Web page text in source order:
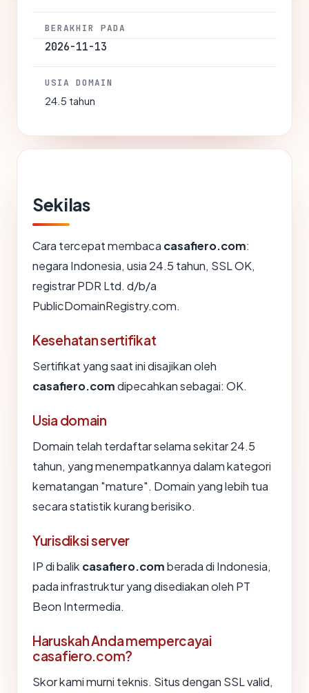
BERAKHIR PADA
2026-11-13
USIA DOMAIN
24.5 tahun
Sekilas
Cara tercepat membaca casafiero.com:
negara Indonesia, usia 24.5 tahun, SSL OK,
registrar PDR Ltd. d/b/a
PublicDomainRegistry.com.
Kesehatan sertifikat
Sertifikat yang saat ini disajikan oleh
casafiero.comdipecahkan sebagai: OK.
Usia domain
Domain telah terdaftar selama sekitar 24.5
tahun, yang menempatkannya dalam kategori
kematangan "mature". Domain yang lebih tua
secara statistik kurang berisiko.
Yurisdiksi server
IP di balik casafiero.comberada di Indonesia,
pada infrastruktur yang disediakan oleh PT
Beon Intermedia.
Haruskah Anda mempercayai
casafiero.com?
Skor kami murni teknis. Situs dengan SSL valid,